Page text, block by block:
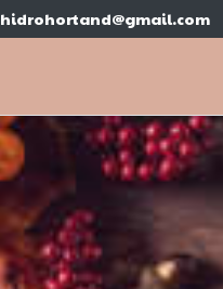
hidrohortand@gmail.com